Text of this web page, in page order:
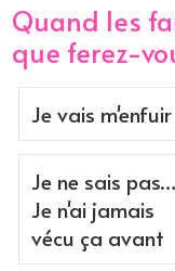
Quand les
que ferez-
Je vais m'enfuir
Je ne sais pas…
Je n'ai jamais
vécu ça avant